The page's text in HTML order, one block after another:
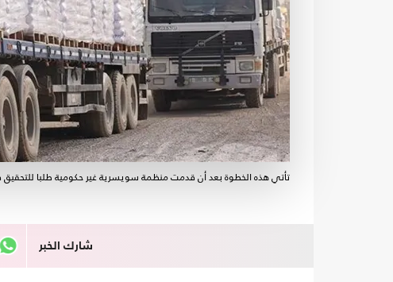
تأتي هذه الخطوة بعد أن قدمت منظمة سويسرية غير حكومية طلبا
شارك الخبر